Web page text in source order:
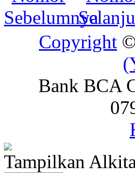
Copyright
Bank BCA
Tampilkan